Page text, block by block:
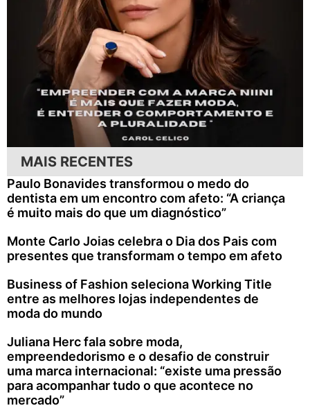
MAIS RECENTES
Paulo Bonavides transformou o medo do
dentista em um encontro com afeto: “A criança
é muito mais do que um diagnóstico”
Monte Carlo Joias celebra o Dia dos Pais com
presentes que transformam o tempo em afeto
Business of Fashion seleciona Working Title
entre as melhores lojas independentes de
moda do mundo
Juliana Herc fala sobre moda,
empreendedorismo e o desafio de construir
uma marca internacional: “existe uma pressão
para acompanhar tudo o que acontece no
mercado”